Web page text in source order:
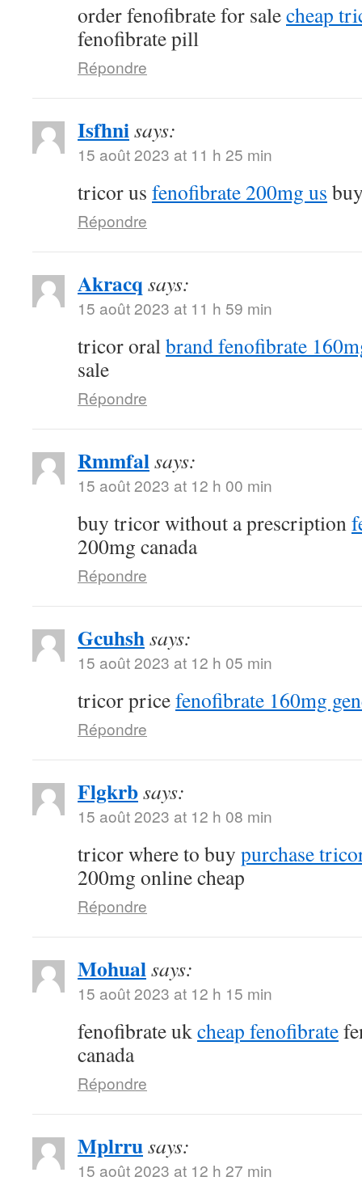
order fenofibrate for salecheap
fenofibrate pill
Répondre
Isfhnisays:
15 août 2023 at 11 h 25 min
tricor us fenofibrate 200mg us
Répondre
Akracq says:
15 août 2023 at 11 h 59 min
tricor oralbrand fenofibrate
sale
Répondre
Rmmfalsays:
15 août 2023 at 12 h 00 min
buy tricor without a prescription
200mg canada
Répondre
Gcuhshsays:
15 août 2023 at 12 h 05 min
tricor pricefenofibrate 160mg
Répondre
Flgkrbsays:
15 août 2023 at 12 h 08 min
tricor where to buy purchase
200mg online cheap
Répondre
Mohualsays:
15 août 2023 at 12 h 15 min
fenofibrate ukcheap fenofibrate
canada
Répondre
Mplrrusays:
15 août 2023 at 12 h 27 min